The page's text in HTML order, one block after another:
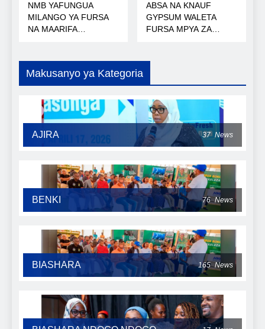
NMB YAFUNGUA
MILANGO YA FURSA
NA MAARIFA
ABSA NA KNAUF
GYPSUM WALETA
FURSA MPYA ZA
Makusanyo ya Kategoria
AJIRA 37 News
BENKI 76 News
BIASHARA 165 News